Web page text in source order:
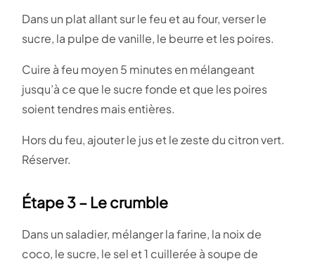
Dans un plat allant sur le feu et au four, verser le
sucre, la pulpe de vanille, le beurre et les poires.
Cuire à feu moyen 5 minutes en mélangeant
jusqu’à ce que le sucre fonde et que les poires
soient tendres mais entières.
Hors du feu, ajouter le jus et le zeste du citron vert.
Réserver.
Étape 3 – Le crumble
Dans un saladier, mélanger la farine, la noix de
coco, le sucre, le sel et 1 cuillerée à soupe de